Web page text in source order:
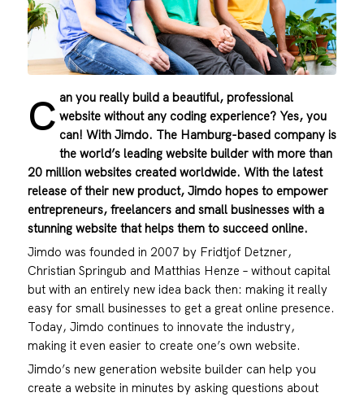
C an you really build a beautiful, professional
website without any coding experience? Yes, you
can! With Jimdo. The Hamburg-based company is
the world’s leading website builder with more than
20 million websites created worldwide. With the latest
release of their new product, Jimdo hopes to empower
entrepreneurs, freelancers and small businesses with a
stunning website that helps them to succeed online.
Jimdo was founded in 2007 by Fridtjof Detzner,
Christian Springub and Matthias Henze – without capital
but with an entirely new idea back then: making it really
easy for small businesses to get a great online presence.
Today, Jimdo continues to innovate the industry,
making it even easier to create one’s own website.
Jimdo’s new generation website builder can help you
create a website in minutes by asking questions about